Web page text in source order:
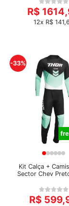
R$
12x R$
-33%
Kit Calça +
Sector Chev
R$